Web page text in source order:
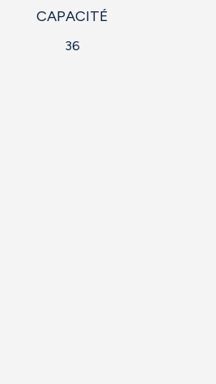
CAPACITÉ
36